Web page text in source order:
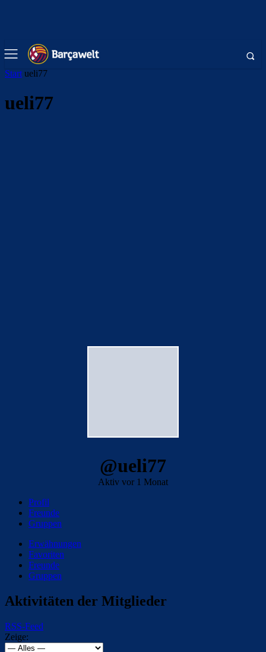
Start ueli77
ueli77
@ueli77
Aktiv vor 1 Monat
Profil
Freunde
Gruppen
Erwähnungen
Favoriten
Freunde
Gruppen
Aktivitäten der Mitglieder
RSS-Feed
Zeige: